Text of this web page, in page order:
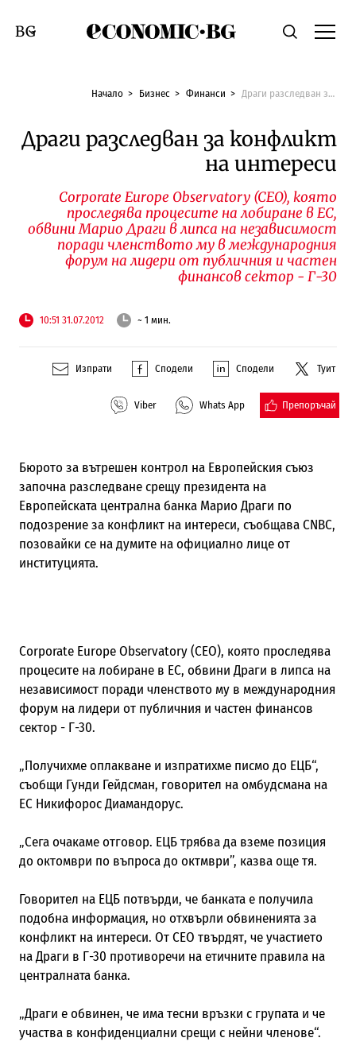
Economic.bgТърсене
Смяна на език
Начало Бизнес Финанси Драги разследван за конфликт на интереси
Драги разследван за конфликт
на интереси
Corporate Europe Observatory (CEO), която
проследява процесите на лобиране в ЕС,
обвини Марио Драги в липса на независимост
поради членството му в международния
форум на лидери от публичния и частен
финансов сектор - Г-30
10:51 31.07.2012 ~ 1 мин.
Изпрати Сподели Сподели Туит
Viber Whats App Препоръчай
Бюрото за вътрешен контрол на Европейския съюз
започна разследване срещу президента на
Европейската централна банка Марио Драги по
подозрение за конфликт на интереси, съобщава CNBC,
позовайки се на думите на официално лице от
институцията.
Corporate Europe Observatory (CEO), която проследява
процесите на лобиране в ЕС, обвини Драги в липса на
независимост поради членството му в международния
форум на лидери от публичния и частен финансов
сектор - Г-30.
„Получихме оплакване и изпратихме писмо до ЕЦБ“,
съобщи Гунди Гейдсман, говорител на омбудсмана на
ЕС Никифорос Диамандорус.
„Сега очакаме отговор. ЕЦБ трябва да вземе позиция
до октомври по въпроса до октмври”, казва още тя.
Говорител на ЕЦБ потвърди, че банката е получила
подобна информация, но отхвърли обвиненията за
конфликт на интереси. От CEO твърдят, че участието
на Драги в Г-30 противоречи на етичните правила на
централната банка.
„Драги е обвинен, че има тесни връзки с групата и че
участва в конфиденциални срещи с нейни членове“.